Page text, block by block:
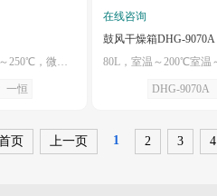
136L，室温～200℃室温～250℃，微电脑程序控制器
一恒
在线咨询
鼓风干燥箱DHG-9070A
DHG-9070A
页 上一页 1 2 3 4